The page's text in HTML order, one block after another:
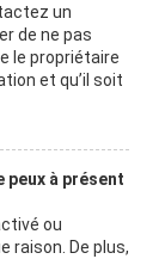
un
de ne pas
le propriétaire
et qu’il soit
peux à présent
ou
raison. De plus,